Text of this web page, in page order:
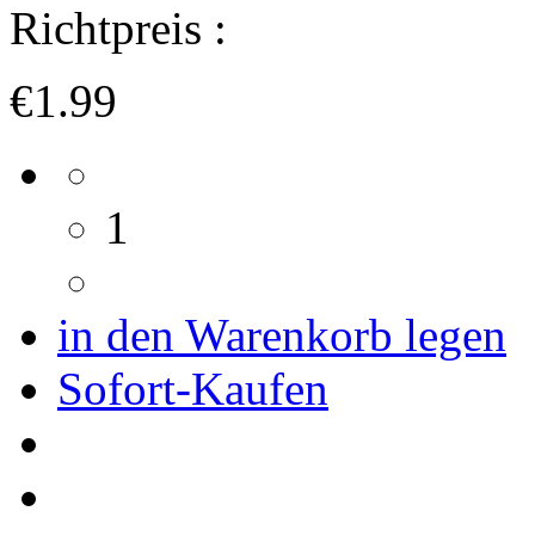
Richtpreis :
€1.99
1
in den Warenkorb legen
Sofort-Kaufen